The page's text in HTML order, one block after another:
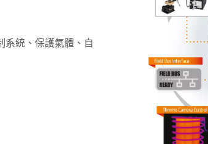
系統、保護氣體、自